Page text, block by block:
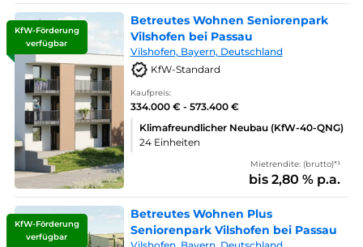
KfW-Förderung
verfügbar
Betreutes Wohnen Seniorenpark
Vilshofen bei Passau
Vilshofen, Bayern, Deutschland
KfW-Standard
Kaufpreis:
334.000 € - 573.400 €
Klimafreundlicher Neubau (KfW-40-QNG)
24 Einheiten
Mietrendite: (brutto)*¹
bis 2,80 % p.a.
KfW-Förderung
verfügbar
Betreutes Wohnen Plus
Seniorenpark Vilshofen bei Passau